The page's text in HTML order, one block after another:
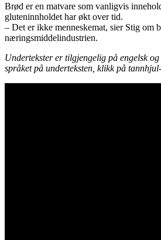
Brød er en matvare som vanligvis
gluteninnholdet har økt over tid.
– Det er ikke menneskemat, sier Stig om
næringsmiddelindustrien.
Undertekster er tilgjengelig på engelsk
språket på underteksten, klikk på